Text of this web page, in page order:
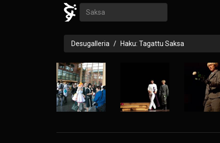
Desugalleria Haku: Tagattu Saksa